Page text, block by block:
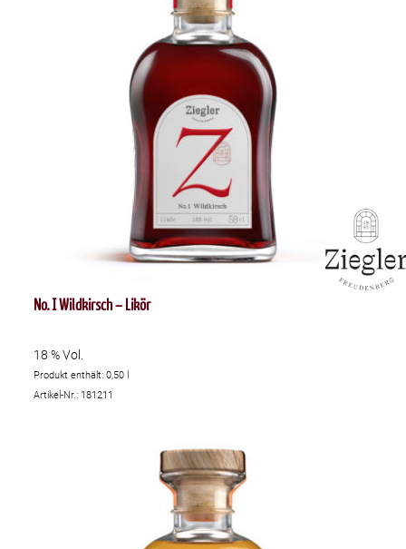
No. I Wildkirsch – Likör
18 % Vol.
Produkt enthält: 0,50
Artikel-Nr.: 181211